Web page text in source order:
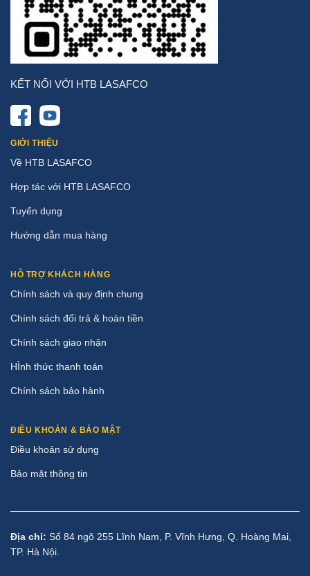
KẾT NỐI VỚI HTB LASAFCO
GIỚI THIỆU
Về HTB LASAFCO
Hợp tác với HTB LASAFCO
Tuyển dụng
Hướng dẫn mua hàng
HỖ TRỢ KHÁCH HÀNG
Chính sách và quy định chung
Chính sách đổi trả & hoàn tiền
Chính sách giao nhận
HÌnh thức thanh toán
Chính sách bảo hành
ĐIỀU KHOẢN & BẢO MẬT
Điều khoản sử dụng
Bảo mật thông tin
Địa chỉ: Số 84 ngõ 255 Lĩnh Nam, P. Vĩnh Hưng, Q. Hoàng Mai,
TP. Hà Nội.